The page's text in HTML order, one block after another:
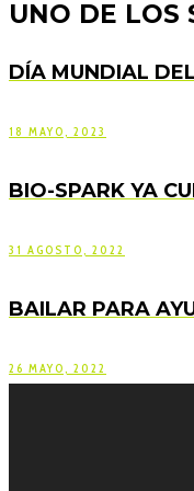
UNO DE LOS
DÍA MUNDIAL
18 MAYO, 2023
BIO-SPARK YA
31 AGOSTO, 2022
BAILAR PARA
26 MAYO, 2022